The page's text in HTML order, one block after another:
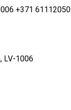
+371 61112050
LV-1006